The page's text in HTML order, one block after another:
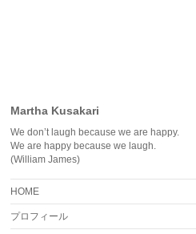
Martha Kusakari
We don’t laugh because we are happy.
We are happy because we laugh.
(William James)
HOME
プロフィール